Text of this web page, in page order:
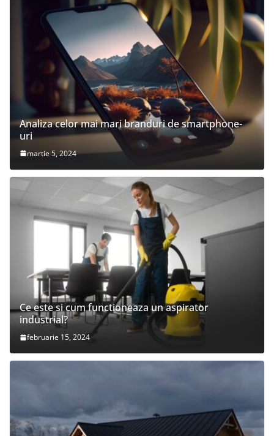
Analiza celor mai mari branduri de smartphone-
uri
martie 5, 2024
Ce este si cum functioneaza un aspirator
industrial?
februarie 15, 2024